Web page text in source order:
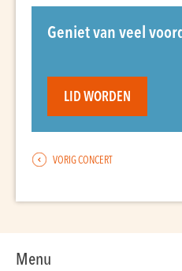
Geniet van veel
LID WORDEN
VORIG CONCERT
Menu